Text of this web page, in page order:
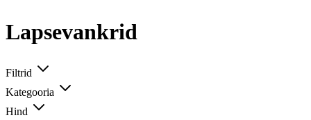
Lapsevankrid
Filtrid
Kategooria
Hind